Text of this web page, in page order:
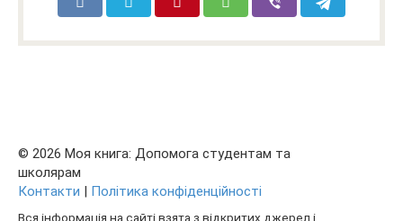
© 2026 Моя книга: Допомога студентам та
школярам
Контакти | Політика конфіденційності
Вся інформація на сайті взята з відкритих джерел і